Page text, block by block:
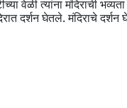
वेळी त्यांना मंदिराची
दर्शन घेतले. मंदिराचे